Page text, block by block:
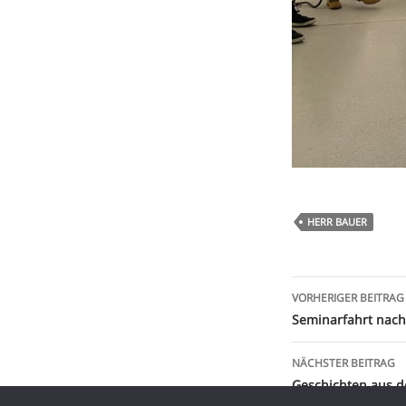
HERR BAUER
VORHERIGER BEITRAG
Seminarfahrt
NÄCHSTER BEITRAG
Geschichten aus